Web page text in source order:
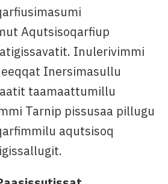
Aqutsisoqarfiup
Inulerivimmi
Inersimasullu
taamaattumillu
Tarnip pissusaa pillugu
aqutsisoq